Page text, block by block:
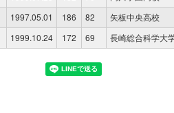
1997.05.01 186 82
矢板中央高校
1999.10.24 172 69 長崎総合科学大